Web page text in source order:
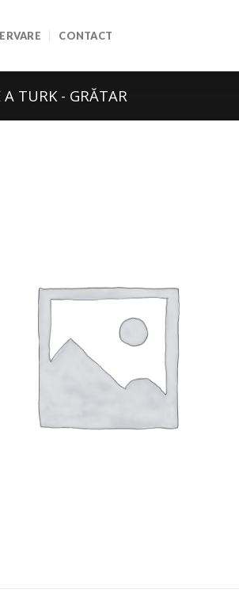
CONTACT
A TURK - GRĂTAR